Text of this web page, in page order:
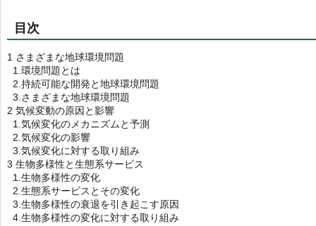
目次
1 さまざまな地球環境問題
1.環境問題とは
2.持続可能な開発と地球環境問題
3.さまざまな地球環境問題
2 気候変動の原因と影響
1.気候変化のメカニズムと予測
2.気候変化の影響
3.気候変化に対する取り組み
3 生物多様性と生態系サービス
1.生物多様性の変化
2.生態系サービスとその変化
3.生物多様性の衰退を引き起こす原因
4.生物多様性の変化に対する取り組み